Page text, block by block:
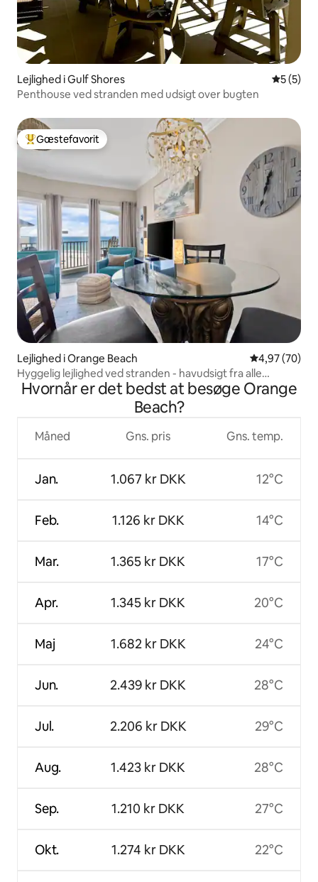
Lejlighed i Gulf Shores 5 ud af 5
5 (5)
Penthouse ved stranden med udsigt over bugten
Bedste gæstefavorit
Gæstefavorit
Lejlighed i Orange Beach 4,97 ud af 5 i
4,97 (70)
Hyggelig lejlighed ved stranden - havudsigt fra alle
værelser
Hvornår er det bedst at besøge Orange
Beach?
Måned
Jan.
Feb.
Mar.
Apr.
Maj
Jun.
Jul.
Aug.
Sep.
Okt.
Gns. pris
1.067 kr DKK
1.126 kr DKK
1.365 kr DKK
1.345 kr DKK
1.682 kr DKK
2.439 kr DKK
2.206 kr DKK
1.423 kr DKK
1.210 kr DKK
1.274 kr DKK
Gns. temp.
12°C
14°C
17°C
20°C
24°C
28°C
29°C
28°C
27°C
22°C